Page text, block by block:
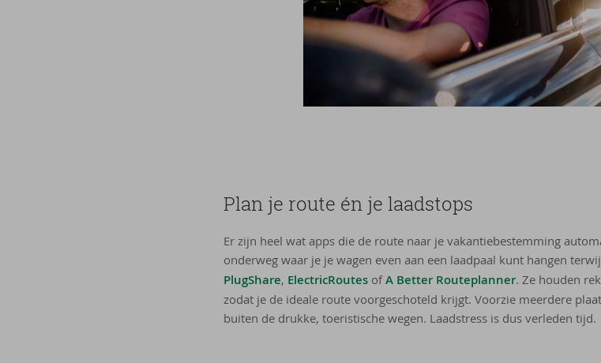
Plan je route én je laad­stops
Er zijn heel wat apps die de route naar je vakantiebestemming
onderweg waar je je wagen even aan een laadpaal kunt hangen
PlugShare, ElectricRoutesofA Better Routeplanner. Ze houden
zodat je de ideale route voorgeschoteld krijgt. Voorzie meerdere
buiten de drukke, toeristische wegen. Laadstress is dus verleden tijd.